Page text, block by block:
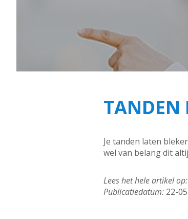
TANDEN
Je tanden laten
wel van belang dit
Lees het hele artikel op:
Publicatiedatum: 22-